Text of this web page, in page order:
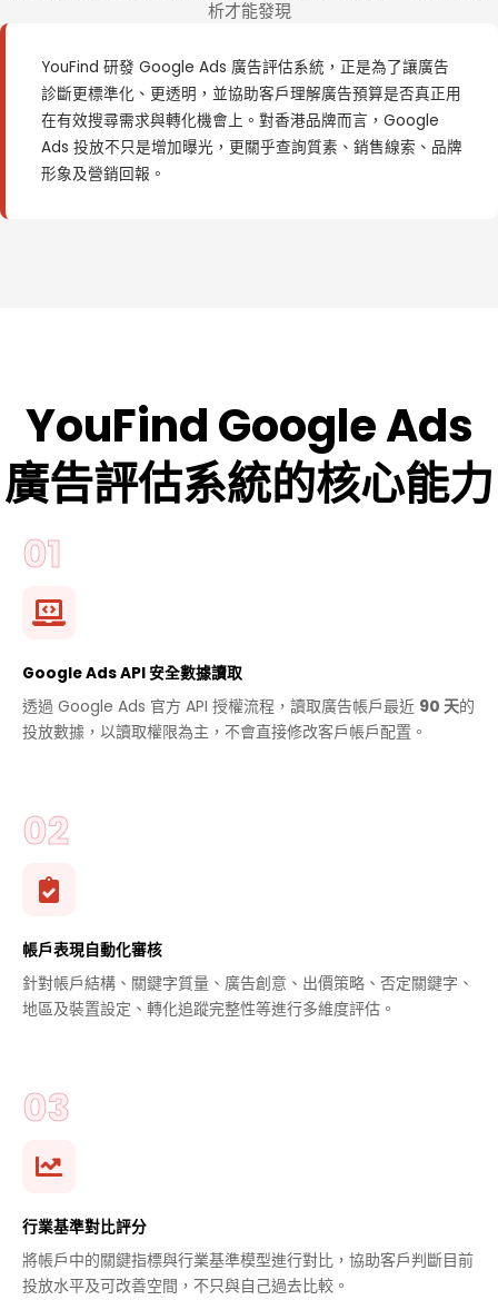
析才能發現
YouFind 研發 Google Ads 廣告評估系統，正是為了讓廣告
診斷更標準化、更透明，並協助客戶理解廣告預算是否真正用
在有效搜尋需求與轉化機會上。對香港品牌而言，Google
Ads 投放不只是增加曝光，更關乎查詢質素、銷售線索、品牌
形象及營銷回報。
YouFind Google Ads
廣告評估系統的核心能力
Google Ads API 安全數據讀取
透過 Google Ads 官方 API 授權流程，讀取廣告帳戶最近 90 天的
投放數據，以讀取權限為主，不會直接修改客戶帳戶配置。
帳戶表現自動化審核
針對帳戶結構、關鍵字質量、廣告創意、出價策略、否定關鍵字、
地區及裝置設定、轉化追蹤完整性等進行多維度評估。
行業基準對比評分
將帳戶中的關鍵指標與行業基準模型進行對比，協助客戶判斷目前
投放水平及可改善空間，不只與自己過去比較。